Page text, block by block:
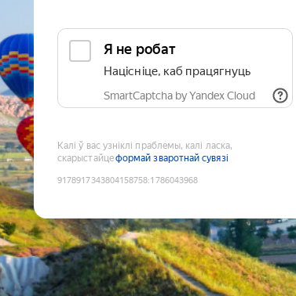
Я не робат
Націсніце, каб працягнуць
SmartCaptcha by Yandex Cloud
Калі ў вас узніклі праблемы, калі ласка,
скарыстайцеформай зваротнай сувязі
9178917343804158758:1786043968